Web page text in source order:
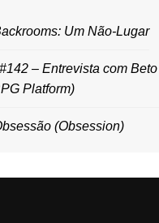
Um Não-Lugar
– Entrevista com
Platform)
(Obsession)